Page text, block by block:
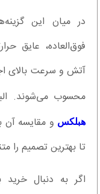
در میان این
فوق‌العاده، عایق
آتش و سرعت بالای
محسوب می‌شوند.
هبلکس و مقایسه آن
تا بهترین تصمیم را
اگر به دنبال